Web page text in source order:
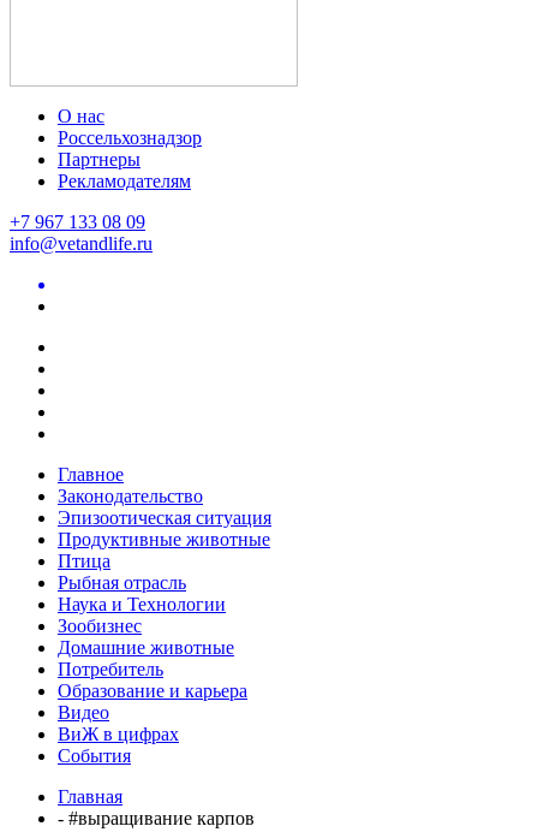
О нас
Россельхознадзор
Партнеры
Рекламодателям
+7 967 133 08 09
info@vetandlife.ru
Главное
Законодательство
Эпизоотическая ситуация
Продуктивные животные
Птица
Рыбная отрасль
Наука и Технологии
Зообизнес
Домашние животные
Потребитель
Образование и карьера
Видео
ВиЖ в цифрах
События
Главная
- #выращивание карпов